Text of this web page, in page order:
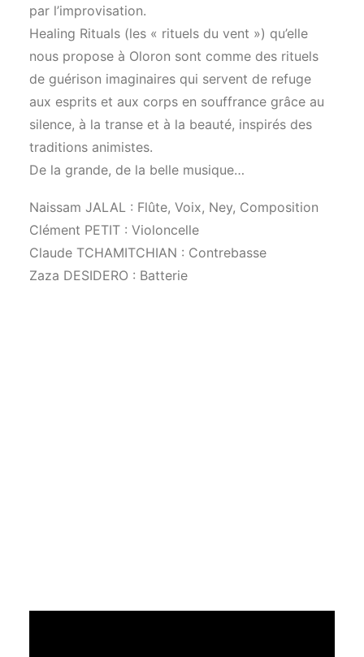
par l’improvisation.
Healing Rituals (les « rituels du vent ») qu’elle
nous propose à Oloron sont comme des rituels
de guérison imaginaires qui servent de refuge
aux esprits et aux corps en souffrance grâce au
silence, à la transe et à la beauté, inspirés des
traditions animistes.
De la grande, de la belle musique…
Naissam JALAL : Flûte, Voix, Ney, Composition
Clément PETIT : Violoncelle
Claude TCHAMITCHIAN : Contrebasse
Zaza DESIDERO : Batterie